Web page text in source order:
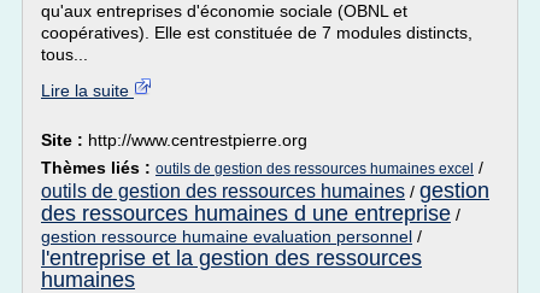
qu'aux entreprises d'économie sociale (OBNL et
coopératives). Elle est constituée de 7 modules distincts,
tous...
Lire la suite
Site : http://www.centrestpierre.org
Thèmes liés : outils de gestion des ressources humaines excel /
outils de gestion des ressources humaines / gestion
des ressources humaines d une entreprise /
gestion ressource humaine evaluation personnel /
l'entreprise et la gestion des ressources
humaines